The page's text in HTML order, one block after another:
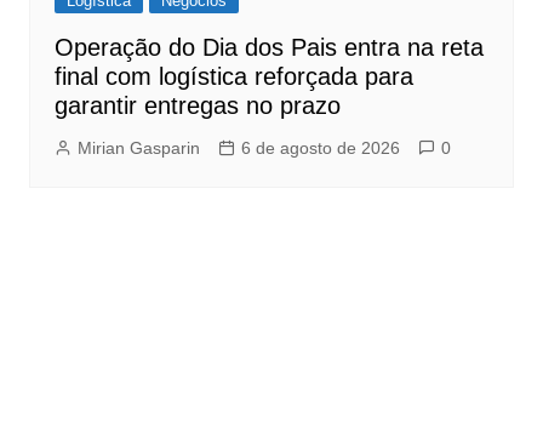
Operação do Dia dos Pais entra na reta
final com logística reforçada para
garantir entregas no prazo
Mirian Gasparin 6 de agosto de 2026 0